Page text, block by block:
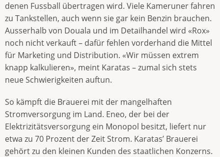
denen Fussball übertragen wird. Viele Kameruner fahren
zu Tankstellen, auch wenn sie gar kein Benzin brauchen.
Ausserhalb von Douala und im Detailhandel wird «Rox»
noch nicht verkauft – dafür fehlen vorderhand die Mittel
für Marketing und Distribution. «Wir müssen extrem
knapp kalkulieren», meint Karatas – zumal sich stets
neue Schwierigkeiten auftun.
So kämpft die Brauerei mit der mangelhaften
Stromversorgung im Land. Eneo, der bei der
Elektrizitätsversorgung ein Monopol besitzt, liefert nur
etwa zu 70 Prozent der Zeit Strom. Karatas’ Brauerei
gehört zu den kleinen Kunden des staatlichen Konzerns.